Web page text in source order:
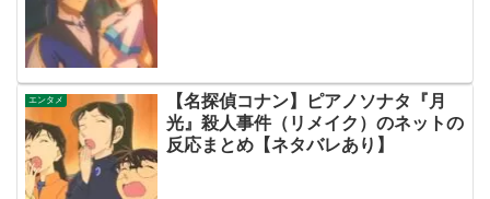
エンタメ
【名探偵コナン】ピアノソナタ『月
光』殺人事件（リメイク）のネットの
反応まとめ【ネタバレあり】